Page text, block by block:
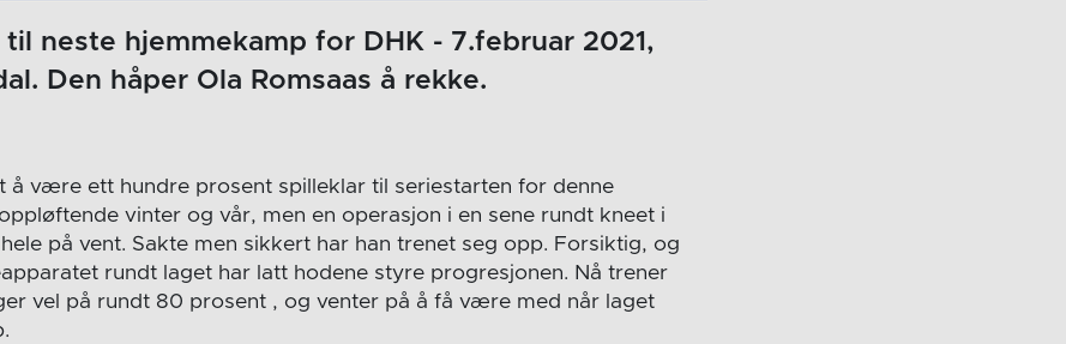
neste hjemmekamp for DHK - 7.februar 2021,
Den håper Ola Romsaas å rekke.
å være ett hundre prosent spilleklar til seriestarten for denne
vinter og vår, men en operasjon i en sene rundt kneet i
på vent. Sakte men sikkert har han trenet seg opp. Forsiktig, og
rundt laget har latt hodene styre progresjonen. Nå trener
vel på rundt 80 prosent , og venter på å få være med når laget